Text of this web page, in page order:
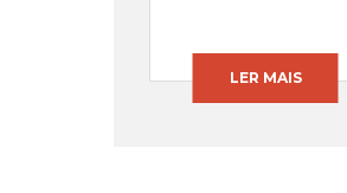
LER MAIS